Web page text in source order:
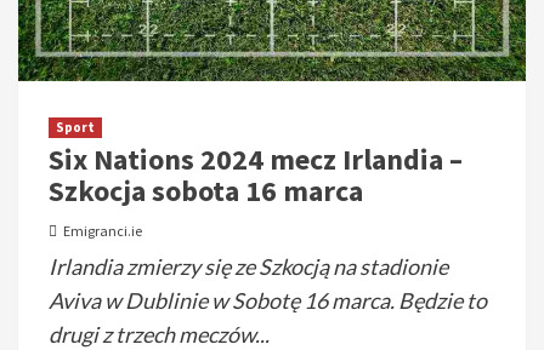
Sport
Six Nations 2024 mecz Irlandia –
Szkocja sobota 16 marca
Emigranci.ie
Irlandia zmierzy się ze Szkocją na stadionie
Aviva w Dublinie w Sobotę 16 marca. Będzie to
drugi z trzech meczów...